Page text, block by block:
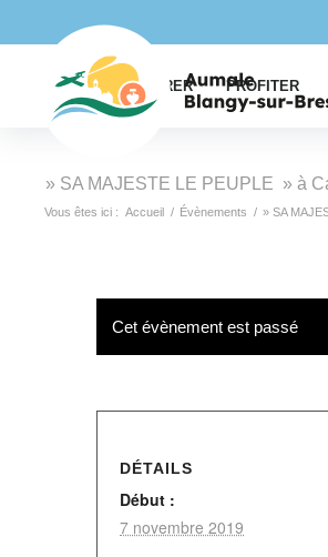
EXPLORER PROFITER
» SA MAJESTE LE PEUPLE » à
Vous êtes ici : Accueil / Évènements / » SA
Cet évènement est passé
DÉTAILS
Début :
7 novembre 2019